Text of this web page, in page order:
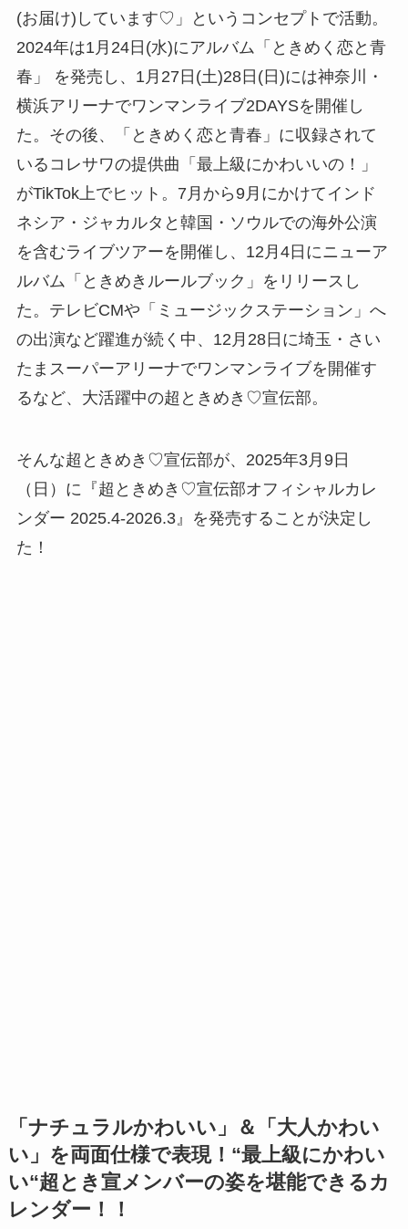
(お届け)しています♡」というコンセプトで活動。
2024年は1月24日(水)にアルバム「ときめく恋と青
春」 を発売し、1月27日(土)28日(日)には神奈川・
横浜アリーナでワンマンライブ2DAYSを開催し
た。その後、「ときめく恋と青春」に収録されて
いるコレサワの提供曲「最上級にかわいいの！」
がTikTok上でヒット。7月から9月にかけてインド
ネシア・ジャカルタと韓国・ソウルでの海外公演
を含むライブツアーを開催し、12月4日にニューア
ルバム「ときめきルールブック」をリリースし
た。テレビCMや「ミュージックステーション」へ
の出演など躍進が続く中、12月28日に埼玉・さい
たまスーパーアリーナでワンマンライブを開催す
るなど、大活躍中の超ときめき♡宣伝部。
そんな超ときめき♡宣伝部が、2025年3月9日
（日）に『超ときめき♡宣伝部オフィシャルカレ
ンダー 2025.4-2026.3』を発売することが決定し
た！
「ナチュラルかわいい」＆「大人かわい
い」を両面仕様で表現！“最上級にかわい
い“超とき宣メンバーの姿を堪能できるカ
レンダー！！